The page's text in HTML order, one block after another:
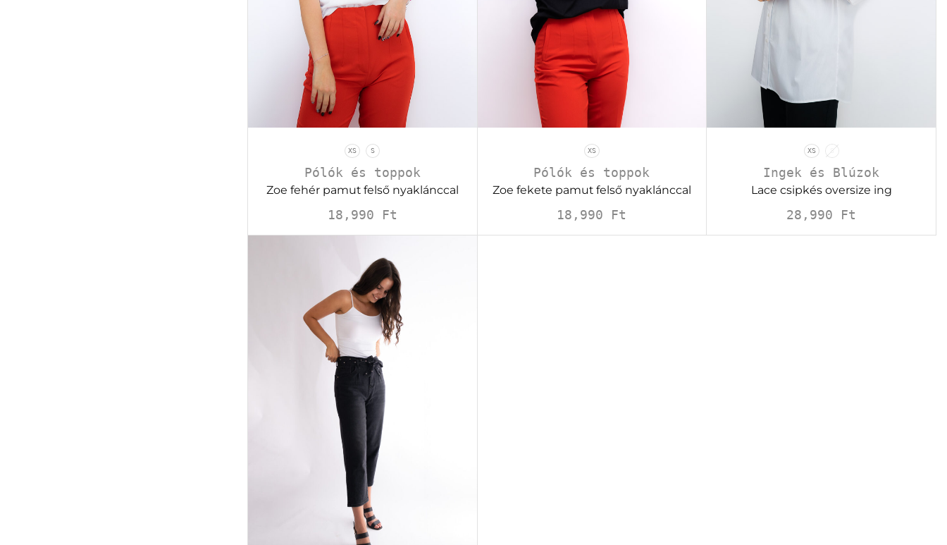
XS S
Pólók és toppok
Zoe fehér pamut felső nyaklánccal
18,990 Ft
XS
Pólók és toppok
Zoe fekete pamut felső nyaklánccal
18,990 Ft
XS S
Ingek és Blúzok
Lace csipkés oversize ing
28,990 Ft